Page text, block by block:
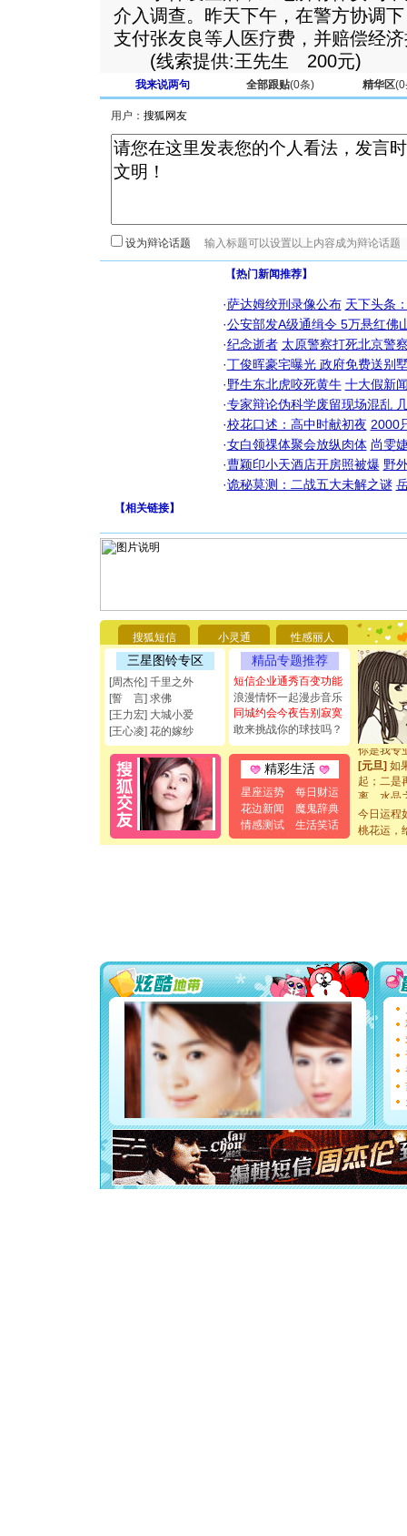
介入调查。昨天下午，在警方协调
支付张友良等人医疗费，并赔偿经
(线索提供:王先生 200元)
我来说两句 全部跟贴(0条) 精华区(0
用户：
设为辩论话题
【热门新闻推荐】
·萨达姆绞刑录像公布 天下头条
·公安部发A级通缉令 5万悬红佛
·纪念逝者 太原警察打死北京警
·丁俊晖豪宅曝光 政府免费送别
·野生东北虎咬死黄牛 十大假新
·专家辩论伪科学废留现场混乱
·校花口述：高中时献初夜 2000
·女白领祼体聚会放纵肉体 尚雯
·曹颖印小天酒店开房照被爆 野
·诡秘莫测：二战五大未解之谜
【相关链接】
搜狐短信 小灵通 性感丽人
三星图铃专区
[周杰伦] 千里之外
[誓 言] 求佛
[王力宏] 大城小爱
[王心凌] 花的嫁纱
精品专题推荐
短信企业通秀百变功能
浪漫情怀一起漫步音乐
同城约会今夜告别寂寞
敢来挑战你的球技吗？
精彩生活
星座运势
每日财运
花边新闻
魔鬼辞典
情感测试
生活笑话
要平安！
[圣诞节]
能正大光
都要快乐
[圣诞节]
如意,快
[元旦]看
断电。爱
你是我专
[元旦] 如
起；二是
离。水晶
[元旦]当
泣，这痛
卖了。水
你太多，
要平安！
[圣诞节]
能正大
都要快乐
[圣诞节]
如意,快
[元旦]
看
断电。
你是我
[元旦]
起；二是
离。水晶
[元旦]当
泣，这痛
今日运程
桃花运，